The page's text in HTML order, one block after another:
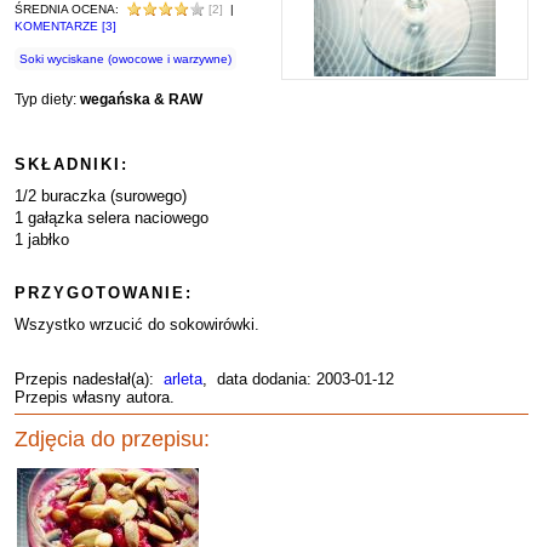
ŚREDNIA OCENA: [2]
|
KOMENTARZE [3]
Soki wyciskane (owocowe i warzywne)
Typ diety: wegańska & RAW
SKŁADNIKI:
1/2 buraczka (surowego)
1 gałązka selera naciowego
1 jabłko
PRZYGOTOWANIE:
Wszystko wrzucić do sokowirówki.
Przepis nadesłał(a): arleta, data dodania: 2003-01-12
Przepis własny autora.
Zdjęcia do przepisu: